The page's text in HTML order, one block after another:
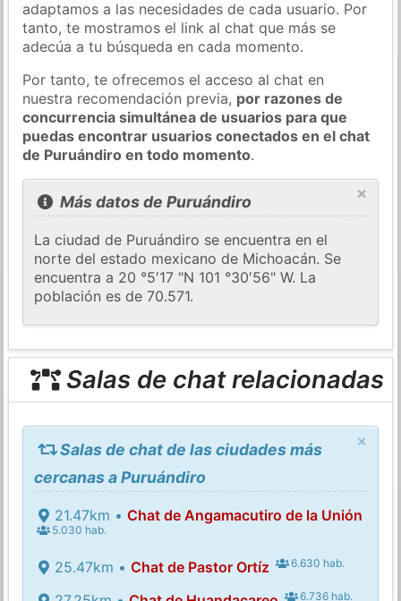
adaptamos a las necesidades de cada usuario. Por
tanto, te mostramos el link al chat que más se
adecúa a tu búsqueda en cada momento.
Por tanto, te ofrecemos el acceso al chat en
nuestra recomendación previa, por razones de
concurrencia simultánea de usuarios para que
puedas encontrar usuarios conectados en el chat
de Puruándiro en todo momento.
×
Más datos de Puruándiro
La ciudad de Puruándiro se encuentra en el
norte del estado mexicano de Michoacán. Se
encuentra a 20 °5′17 "N 101 °30′56" W. La
población es de 70.571.
Salas de chat relacionadas
×
Salas de chat de las ciudades más
cercanas a Puruándiro
21.47km • Chat de Angamacutiro de la Unión
5.030 hab.
25.47km • Chat de Pastor Ortíz 6.630 hab.
6.736 hab.